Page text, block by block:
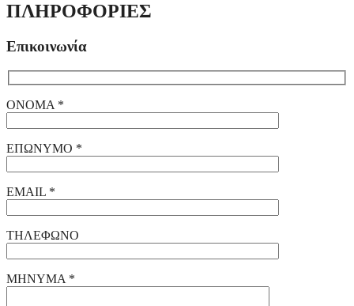
ΠΛΗΡΟΦΟΡΙΕΣ
Επικοινωνία
ΟΝΟΜΑ *
ΕΠΩΝΥΜΟ *
EMAIL *
ΤΗΛΕΦΩΝΟ
ΜΗΝΥΜΑ *